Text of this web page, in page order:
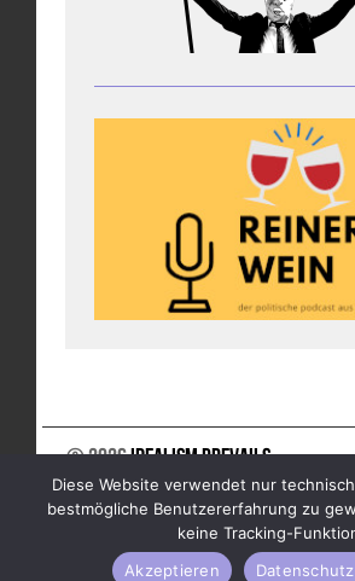
© 2026Idealism Prevails
UNTERSTÜTZE UNS
NEWSLETTER
Diese Website verwendet nur
bestmögliche Benutzererfahrung zu
keine Tracking-
Akzeptieren